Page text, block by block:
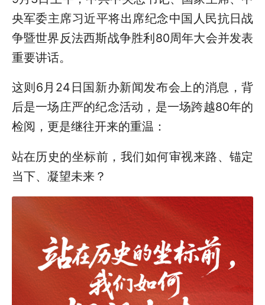
央军委主席习近平将出席纪念中国人民抗日战
争暨世界反法西斯战争胜利80周年大会并发表
重要讲话。
这则6月24日国新办新闻发布会上的消息，背
后是一场庄严的纪念活动，是一场跨越80年的
检阅，更是继往开来的重温：
站在历史的坐标前，我们如何审视来路、锚定
当下、凝望未来？